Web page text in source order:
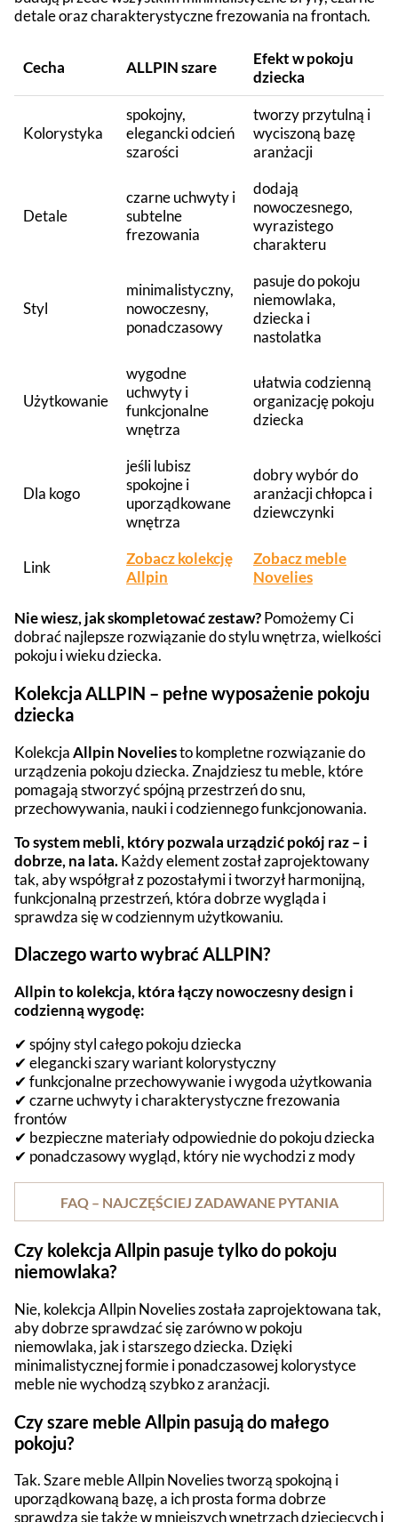
detale oraz charakterystyczne frezowania na frontach.
Cecha ALLPIN szare
Efekt w pokoju
dziecka
Kolorystyka
spokojny,
elegancki odcień
szarości
tworzy przytulną i
wyciszoną bazę
aranżacji
Detale
czarne uchwyty i
subtelne
frezowania
dodają
nowoczesnego,
wyrazistego
charakteru
Styl
minimalistyczny,
nowoczesny,
ponadczasowy
pasuje do pokoju
niemowlaka,
dziecka i
nastolatka
Użytkowanie
wygodne
uchwyty i
funkcjonalne
wnętrza
ułatwia codzienną
organizację pokoju
dziecka
Dla kogo
jeśli lubisz
spokojne i
uporządkowane
wnętrza
dobry wybór do
aranżacji chłopca i
dziewczynki
Link
Zobacz kolekcję
Allpin
Zobacz meble
Novelies
Nie wiesz, jak skompletować zestaw?Pomożemy Ci
dobrać najlepsze rozwiązanie do stylu wnętrza, wielkości
pokoju i wieku dziecka.
Kolekcja ALLPIN – pełne wyposażenie pokoju
dziecka
KolekcjaAllpin Noveliesto kompletne rozwiązanie do
urządzenia pokoju dziecka. Znajdziesz tu meble, które
pomagają stworzyć spójną przestrzeń do snu,
przechowywania, nauki i codziennego funkcjonowania.
To system mebli, który pozwala urządzić pokój raz – i
dobrze, na lata.Każdy element został zaprojektowany
tak, aby współgrał z pozostałymi i tworzył harmonijną,
funkcjonalną przestrzeń, która dobrze wygląda i
sprawdza się w codziennym użytkowaniu.
Dlaczego warto wybrać ALLPIN?
Allpin to kolekcja, która łączy nowoczesny design i
codzienną wygodę:
✔ spójny styl całego pokoju dziecka
✔ elegancki szary wariant kolorystyczny
✔ funkcjonalne przechowywanie i wygoda użytkowania
✔ czarne uchwyty i charakterystyczne frezowania
frontów
✔ bezpieczne materiały odpowiednie do pokoju dziecka
✔ ponadczasowy wygląd, który nie wychodzi z mody
FAQ – NAJCZĘŚCIEJ ZADAWANE PYTANIA
Czy kolekcja Allpin pasuje tylko do pokoju
niemowlaka?
Nie, kolekcja Allpin Novelies została zaprojektowana tak,
aby dobrze sprawdzać się zarówno w pokoju
niemowlaka, jak i starszego dziecka. Dzięki
minimalistycznej formie i ponadczasowej kolorystyce
meble nie wychodzą szybko z aranżacji.
Czy szare meble Allpin pasują do małego
pokoju?
Tak. Szare meble Allpin Novelies tworzą spokojną i
uporządkowaną bazę, a ich prosta forma dobrze
sprawdza się także w mniejszych wnętrzach dziecięcych i